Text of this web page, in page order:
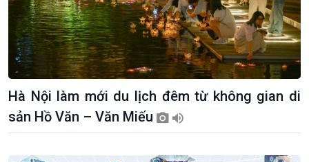
Chuyên mục
Theo dòng Thời sự
Hà Nội làm mới du lịch đêm từ không gian di
sản Hồ Văn – Văn Miếu